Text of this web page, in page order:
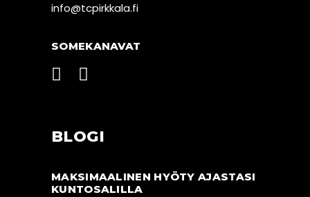
info@tcpirkkala.fi
SOMEKANAVAT
BLOGI
MAKSIMAALINEN HYÖTY AJASTASI
KUNTOSALILLA